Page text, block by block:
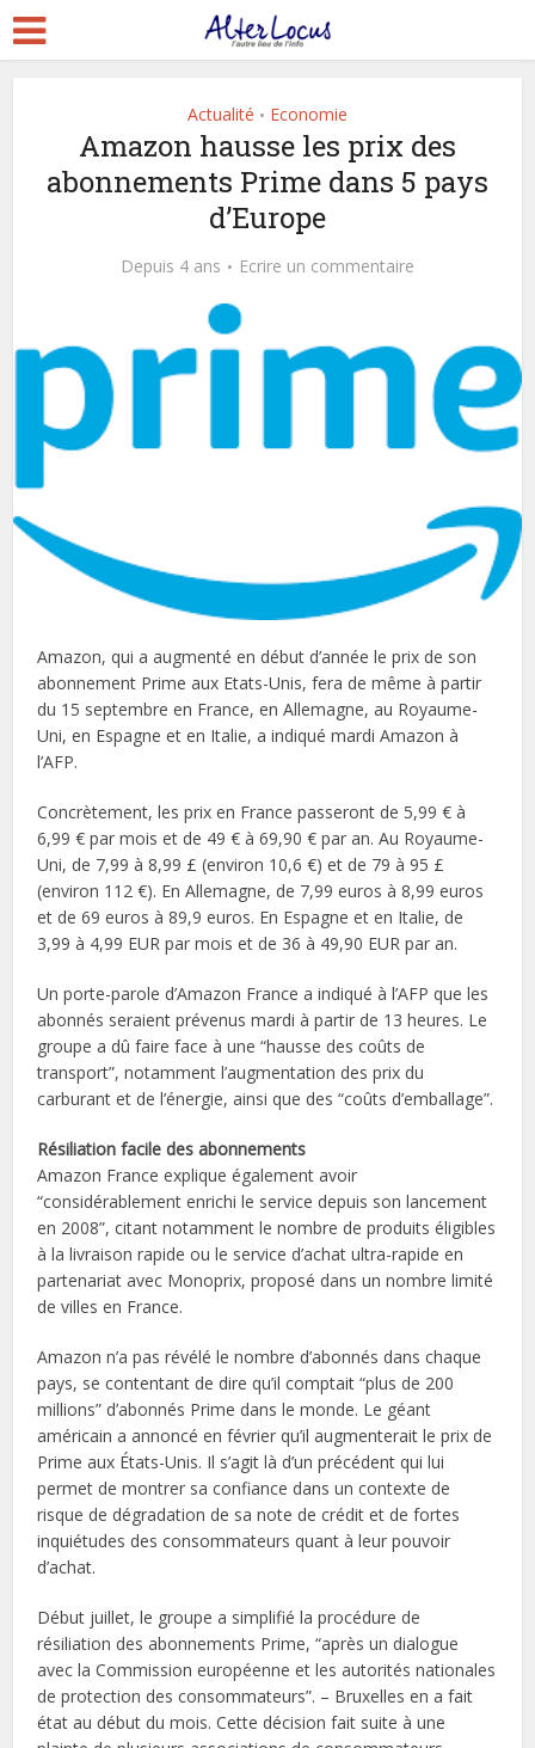
Actualité • Economie
Amazon hausse les prix des
abonnements Prime dans 5 pays
d’Europe
Depuis 4 ans Ecrire un commentaire
Amazon, qui a augmenté en début d’année le prix de son
abonnement Prime aux Etats-Unis, fera de même à partir
du 15 septembre en France, en Allemagne, au Royaume-
Uni, en Espagne et en Italie, a indiqué mardi Amazon à
l’AFP.
Concrètement, les prix en France passeront de 5,99 € à
6,99 € par mois et de 49 € à 69,90 € par an. Au Royaume-
Uni, de 7,99 à 8,99 £ (environ 10,6 €) et de 79 à 95 £
(environ 112 €). En Allemagne, de 7,99 euros à 8,99 euros
et de 69 euros à 89,9 euros. En Espagne et en Italie, de
3,99 à 4,99 EUR par mois et de 36 à 49,90 EUR par an.
Un porte-parole d’Amazon France a indiqué à l’AFP que les
abonnés seraient prévenus mardi à partir de 13 heures. Le
groupe a dû faire face à une “hausse des coûts de
transport”, notamment l’augmentation des prix du
carburant et de l’énergie, ainsi que des “coûts d’emballage”.
Résiliation facile des abonnements
Amazon France explique également avoir
“considérablement enrichi le service depuis son lancement
en 2008”, citant notamment le nombre de produits éligibles
à la livraison rapide ou le service d’achat ultra-rapide en
partenariat avec Monoprix, proposé dans un nombre limité
de villes en France.
Amazon n’a pas révélé le nombre d’abonnés dans chaque
pays, se contentant de dire qu’il comptait “plus de 200
millions” d’abonnés Prime dans le monde. Le géant
américain a annoncé en février qu’il augmenterait le prix de
Prime aux États-Unis. Il s’agit là d’un précédent qui lui
permet de montrer sa confiance dans un contexte de
risque de dégradation de sa note de crédit et de fortes
inquiétudes des consommateurs quant à leur pouvoir
d’achat.
Début juillet, le groupe a simplifié la procédure de
résiliation des abonnements Prime, “après un dialogue
avec la Commission européenne et les autorités nationales
de protection des consommateurs”. – Bruxelles en a fait
état au début du mois. Cette décision fait suite à une